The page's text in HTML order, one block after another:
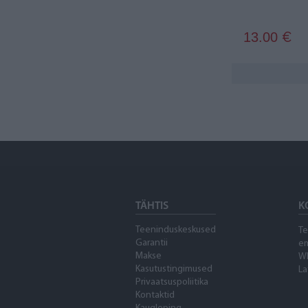
Rainbow High 2
2
13.00 €
TÄHTIS
Teeninduskeskused
Garantii
Makse
Kasutustingimused
Privaatsuspoliitika
Kontaktid